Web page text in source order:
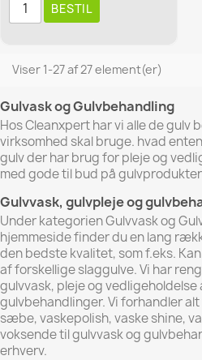
BESTIL
Viser 1-27 af 27 element(er)
Gulvask og Gulvbehandling
Hos Cleanxpert har vi alle de gulv
virksomhed skal bruge. hvad
gulv der har brug for pleje og
med gode til bud på
Gulvvask, gulvpleje og
Under kategorien Gulvvask og
hjemmeside finder du en lang
den bedste kvalitet, som f.eks.
af forskellige slaggulve.Vi har
gulvvask, pleje og vedligeholdelse
gulvbehandlinger.Vi forhandler
sæbe, vaskepolish, vaske shine,
voksende til gulvvask og
erhverv.